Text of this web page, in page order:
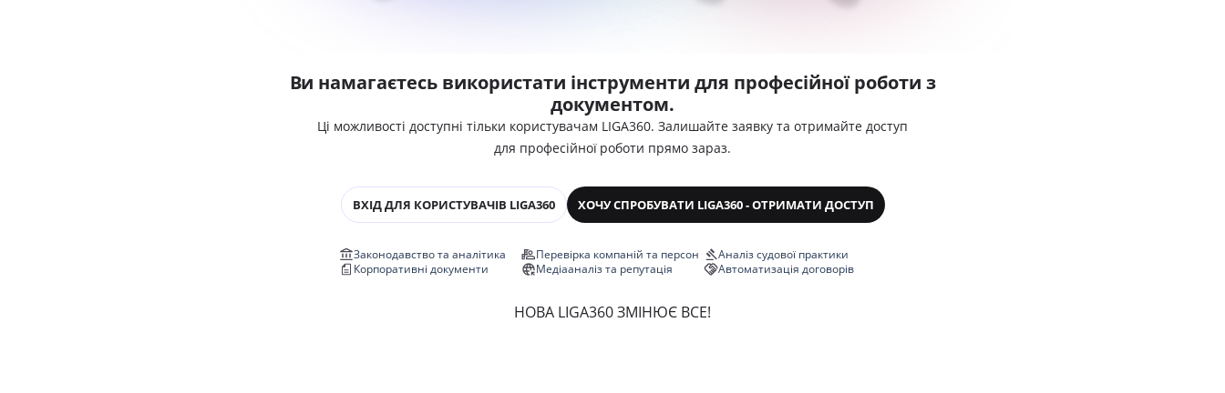
Ви намагаєтесь використати інструменти для професійної роботи з
документом.
Ці можливості доступні тільки користувачам LIGA360. Залишайте заявку та отримайте доступ
для професійної роботи прямо зараз.
ВХІД ДЛЯ КОРИСТУВАЧІВ LIGA360 ХОЧУ СПРОБУВАТИ LIGA360 - ОТРИМАТИ ДОСТУП
Законодавство та аналітика
Корпоративні документи
Перевірка компаній та персон
Медіааналіз та репутація
Аналіз судової практики
Автоматизація договорів
НОВА LIGA360 ЗМІНЮЄ ВСЕ!